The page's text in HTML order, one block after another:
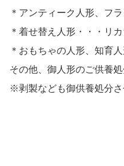
＊アンティーク人形、フ
＊着せ替え人形・・・リ
＊おもちゃの人形、知育
その他、御人形のご供養
※剥製なども御供養処分さ